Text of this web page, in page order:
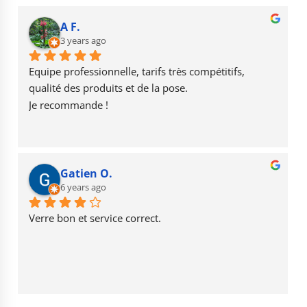
b
o
o
k
r
a
m
b
e
A F.
3 years ago
Equipe professionnelle, tarifs très compétitifs,
qualité des produits et de la pose.
Je recommande !
Gatien O.
6 years ago
Verre bon et service correct.